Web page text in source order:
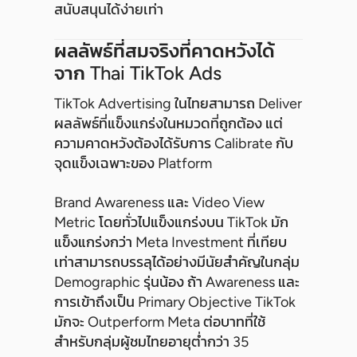
สนับสนุนได้ง่ายเท่า
ผลลัพธ์ที่สมจริงที่คาดหวังได้
จาก Thai TikTok Ads
TikTok Advertising ในไทยสามารถ Deliver
ผลลัพธ์ที่แข็งแกร่งในหมวดที่ถูกต้อง แต่
ความคาดหวังต้องได้รับการ Calibrate กับ
จุดแข็งเฉพาะของ Platform
Brand Awareness และ Video View
Metric โดยทั่วไปแข็งแกร่งบน TikTok มัก
แข็งแกร่งกว่า Meta Investment ที่เทียบ
เท่าสามารถบรรลุได้อย่างมีนัยสำคัญในกลุ่ม
Demographic รุ่นน้อง ถ้า Awareness และ
การเข้าถึงเป็น Primary Objective TikTok
มักจะ Outperform Meta ต่อบาทที่ใช้
สำหรับกลุ่มผู้ชมไทยอายุต่ำกว่า 35